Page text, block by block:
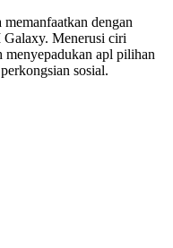
dengan
Galaxy. Menerusi ciri
apl pilihan
sosial.